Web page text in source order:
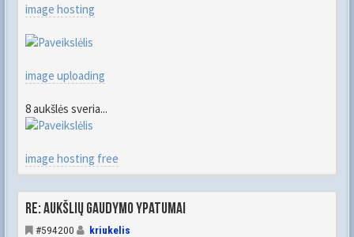
image hosting
image uploading
8 aukšlės sveria...
image hosting free
Re: Aukšlių gaudymo ypatumai
#594200
kriukelis